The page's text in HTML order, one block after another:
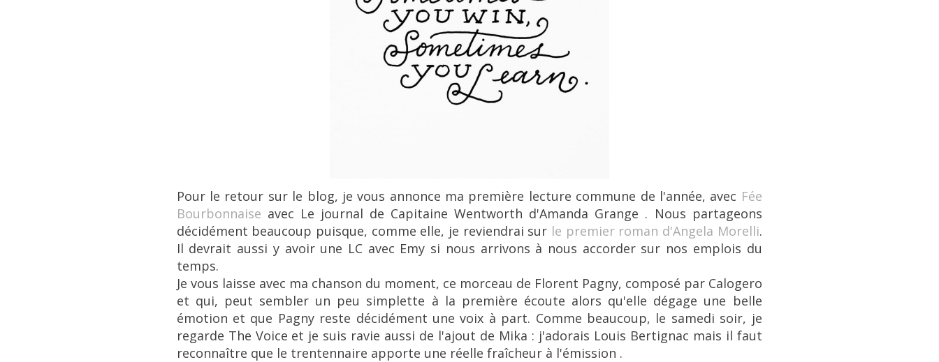
Pour le retour sur le blog, je vous annonce ma première lecture commune de l'année, avec Fée
Bourbonnaise avec Le journal de Capitaine Wentworth d'Amanda Grange . Nous partageons
décidément beaucoup puisque, comme elle, je reviendrai sur le premier roman d'Angela Morelli.
Il devrait aussi y avoir une LC avec Emy si nous arrivons à nous accorder sur nos emplois du
temps.
Je vous laisse avec ma chanson du moment, ce morceau de Florent Pagny, composé par Calogero
et qui, peut sembler un peu simplette à la première écoute alors qu'elle dégage une belle
émotion et que Pagny reste décidément une voix à part. Comme beaucoup, le samedi soir, je
regarde The Voice et je suis ravie aussi de l'ajout de Mika : j'adorais Louis Bertignac mais il faut
reconnaître que le trentennaire apporte une réelle fraîcheur à l'émission .